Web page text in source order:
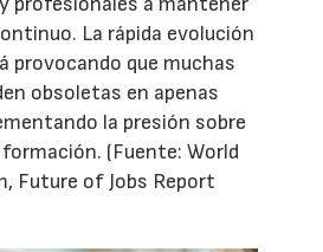
La rápida evolución
provocando que muchas
obsoletas en apenas
la presión sobre
(Fuente: World
Future of Jobs Report